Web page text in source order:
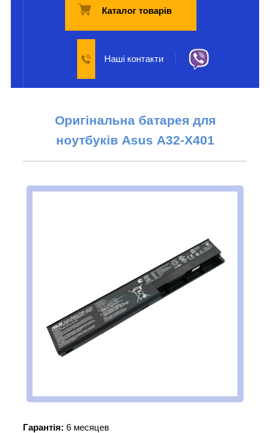
Каталог товарів
Наші контакти
Оригінальна батарея для
ноутбуків Asus A32-X401
Гарантія: 6 месяцев